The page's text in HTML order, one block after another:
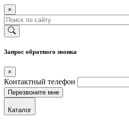
×
Запрос обратного звонка
×
Контактный телефон
Каталог